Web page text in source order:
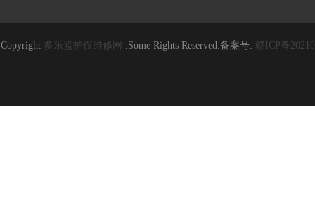
Copyright 多乐监护仪维修网 .Some Rights Reserved.备案号: 赣ICP备